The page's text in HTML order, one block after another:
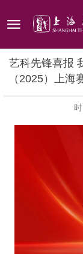
艺科先锋喜报
（2025）上海